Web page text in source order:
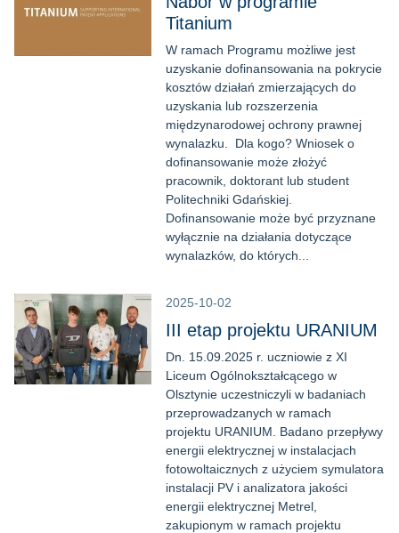
Titanium
W ramach Programu możliwe jest
uzyskanie dofinansowania na pokrycie
kosztów działań zmierzających do
uzyskania lub rozszerzenia
międzynarodowej ochrony prawnej
wynalazku. Dla kogo? Wniosek o
dofinansowanie może złożyć
pracownik, doktorant lub student
Politechniki Gdańskiej.
Dofinansowanie może być przyznane
wyłącznie na działania dotyczące
wynalazków, do których...
2025-10-02
III etap projektu URANIUM
Dn. 15.09.2025 r. uczniowie z XI
Liceum Ogólnokształcącego w
Olsztynie uczestniczyli w badaniach
przeprowadzanych w ramach
projektu URANIUM. Badano przepływy
energii elektrycznej w instalacjach
fotowoltaicznych z użyciem symulatora
instalacji PV i analizatora jakości
energii elektrycznej Metrel,
zakupionym w ramach projektu